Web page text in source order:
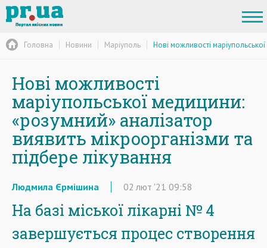
Головна Новини Маріуполь Нові можливості
Нові можливості
маріупольської медицини:
«розумний» аналізатор
виявить мікроорганізми та
підбере лікування
Людмила Єрмішина 02 лют '21 09:58
На базі міської лікарні № 4
завершується процес створення